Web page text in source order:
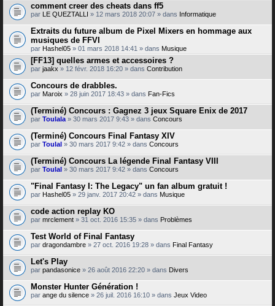
comment creer des cheats dans ff5
par LE QUEZTALLI » 12 mars 2018 20:07 » dans Informatique
Extraits du future album de Pixel Mixers en hommage aux
musiques de FFVI
par Hashel05 » 01 mars 2018 14:41 » dans Musique
[FF13] quelles armes et accessoires ?
par jaakx » 12 févr. 2018 16:20 » dans Contribution
Concours de drabbles.
par Maroix » 28 juin 2017 18:43 » dans Fan-Fics
(Terminé) Concours : Gagnez 3 jeux Square Enix de 2017
par Toulala » 30 mars 2017 9:43 » dans Concours
(Terminé) Concours Final Fantasy XIV
par Toulal » 30 mars 2017 9:42 » dans Concours
(Terminé) Concours La légende Final Fantasy VIII
par Toulal » 30 mars 2017 9:42 » dans Concours
"Final Fantasy I: The Legacy" un fan album gratuit !
par Hashel05 » 29 janv. 2017 20:42 » dans Musique
code action replay KO
par mrclement » 31 oct. 2016 15:35 » dans Problèmes
Test World of Final Fantasy
par dragondambre » 27 oct. 2016 19:28 » dans Final Fantasy
Let's Play
par pandasonice » 26 août 2016 22:20 » dans Divers
Monster Hunter Génération !
par ange du silence » 26 juil. 2016 16:10 » dans Jeux Video